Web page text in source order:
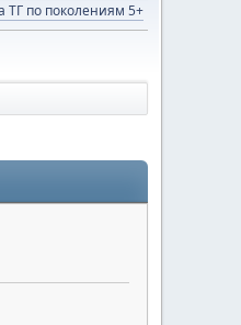
ТГ по поколениям 5+